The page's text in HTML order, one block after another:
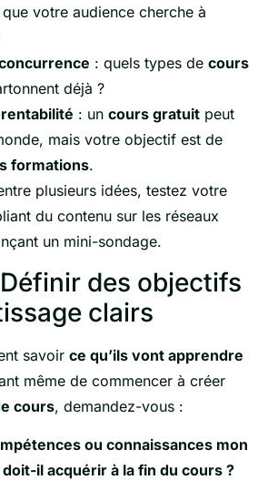
votre audience cherche à
: quels types de cours
déjà ?
: un cours gratuit peut
mais votre objectif est de
formations.
plusieurs idées, testez votre
du contenu sur les réseaux
un mini-sondage.
des objectifs
clairs
savoir ce qu’ils vont apprendre
même de commencer à créer
cours, demandez-vous :
ou connaissances mon
il acquérir à la fin du cours ?